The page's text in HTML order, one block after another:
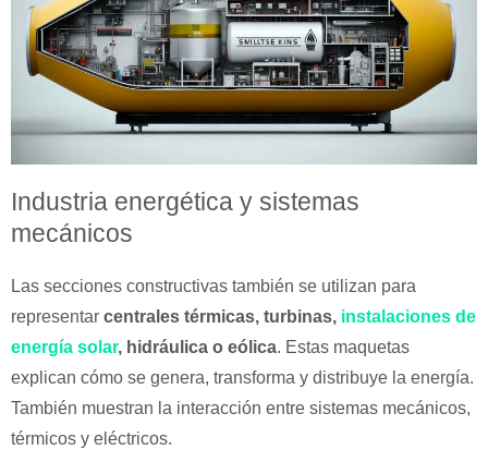
Industria energética y sistemas
mecánicos
Las secciones constructivas también se utilizan para
representar centrales térmicas, turbinas, instalaciones de
energía solar, hidráulica o eólica. Estas maquetas
explican cómo se genera, transforma y distribuye la energía.
También muestran la interacción entre sistemas mecánicos,
térmicos y eléctricos.